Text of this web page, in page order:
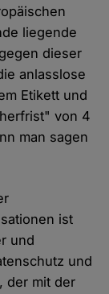
liegende
dieser
anlasslose
Etikett und
von 4
man sagen
ist
und
und
der mit der